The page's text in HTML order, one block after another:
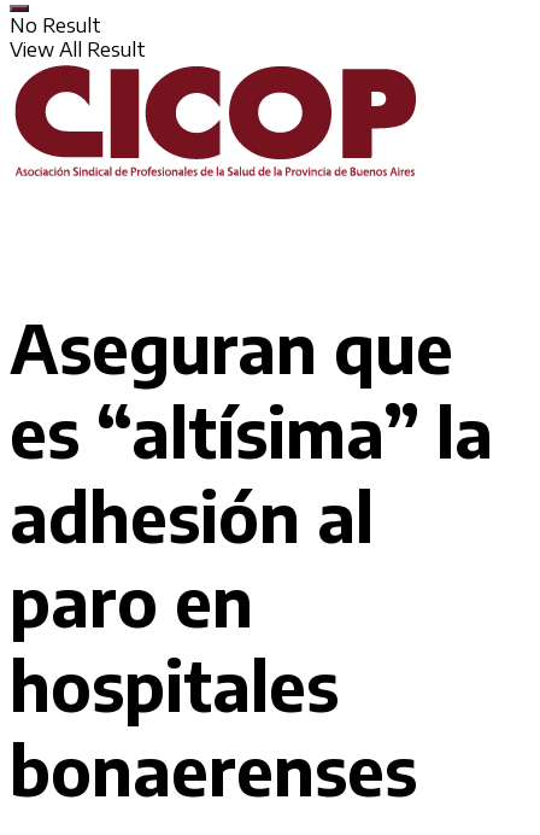
No Result
View All Result
Aseguran que
es “altísima” la
adhesión al
paro en
hospitales
bonaerenses